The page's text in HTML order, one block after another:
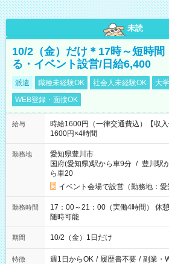
未読
10/2（金）だけ＊17時～短時間
る・イベント設営/日給6,400
派遣 職種未経験OK 社会人未経験OK 大
WEB登録・面接OK
給与
時給1600円（一律交通費込）【収
1600円×4時間
勤務地
愛知県豊川市
国府(愛知県)駅から車9分 / 豊川駅
ら車20
イベント会場で設営（勤務地：愛
勤務時間
17：00～21：00（実働4時間） 休憩 なし トイレ・水分補給は
随時可能
期間 10/2（金）1日だけ
特徴 週1日からOK / 履歴書不要 / 副業・